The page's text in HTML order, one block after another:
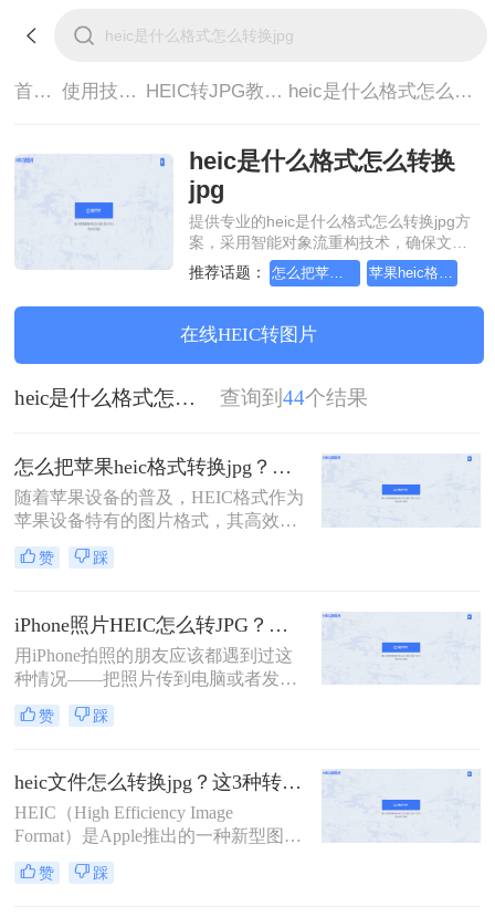
首页> 使用技巧> HEIC转JPG教程> heic是什么格式怎么转换jpg
heic是什么格式怎么转换
jpg
提供专业的heic是什么格式怎么转换jpg方
案，采用智能对象流重构技术，确保文档
1:1高保真还原且排版不乱码。支持一键批
量处理，全链路 SSL 加密保障隐私安全。
助您快速实现heic是什么格式怎么转换
jpg，无需安装，高效办公。
推荐话题： 怎么把苹果heic格式转换jpg
在线HEIC转图片
heic是什么格式怎么转换jpg 查询到 44个结果
怎么把苹果heic格式转换jpg？来看看这几种方法吧！
随着苹果设备的普及，HEIC格式作为
苹果设备特有的图片格式，其高效性
和高质量的图像特点得到了广大用户
的青睐。然而，由于HEIC格式的特殊
上的兼容性并不理想。怎么把苹果
heic格式转换jpg成为了许多用户的需
求。本文将介绍四种将苹果HEIC格式
转换为JPG的方法，帮助用户轻松解
决兼容性问题。
赞 踩
iPhone照片HEIC怎么转JPG？试过几个管用的方法！
用iPhone拍照的朋友应该都遇到过这
种情况——把照片传到电脑或者发给
别人，结果对方打不开，文件后缀是
HEIC，不是熟悉的JPG。这是因为从
保存照片，体积小、画质好，但兼容
性确实是个问题。很多老旧设备、
Windows电脑、部分社交平台和网页
上传入口都不认这个格式。所
以"iphone照片heic怎么转jpg"成了不
少人的刚需。这篇文章按不同使用场
赞 踩
heic文件怎么转换jpg？这3种转换方法可以试试！
HEIC（High Efficiency Image
Format）是Apple推出的一种新型图像
格式，旨在通过HEVC（High
Efficiency Video Coding）编解码器实
赞 踩